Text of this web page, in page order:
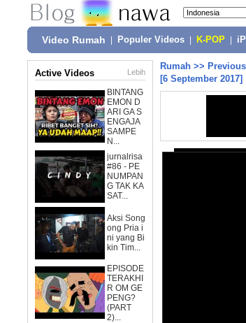
Video Rumah Populer Videos K-POP
Active Videos Lebih
BINTANG
EMON D
ARI GA S
ENGAJA
SAMPE
N...
jurnalrisa
#86 - PE
NUMPAN
G TAK KA
SAT...
Aksi Song
ong Pria i
ni yang Bi
kin Tim...
EPISODE
TERAKHI
R OM GE
PENG?
(PART
2)...
Rumah >>
[6 September 2017]